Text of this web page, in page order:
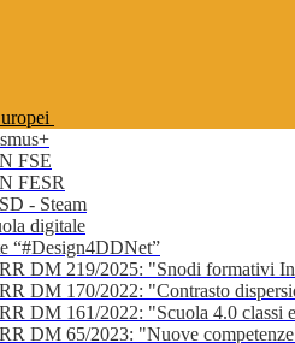
FSE
FESR
- Steam
digitale
“#Design4DDNet”
DM 219/2025: "Snodi formativi
DM 170/2022: "Contrasto
DM 161/2022: "Scuola 4.0 classi
DM 65/2023: "Nuove